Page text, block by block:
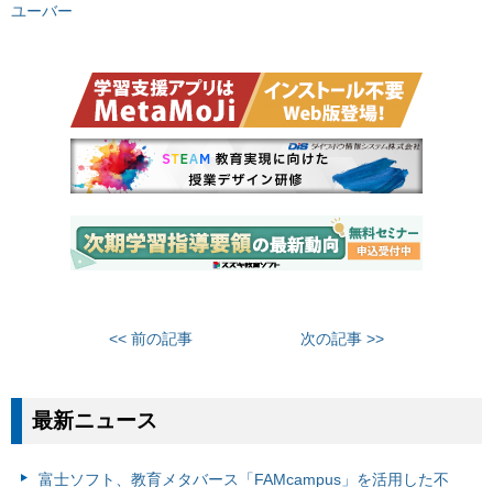
ユーバー
<< 前の記事 次の記事 >>
最新ニュース
富⼠ソフト、教育メタバース「FAMcampus」を活用した不